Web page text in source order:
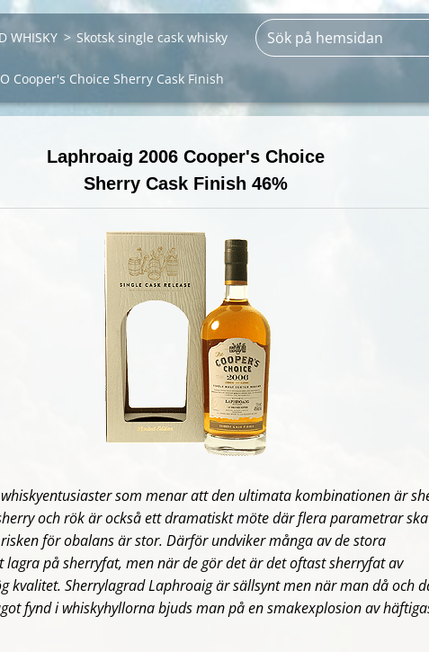
WHISKY > Skotsk single cask whisky
Cooper's Choice Sherry Cask Finish
Laphroaig 2006 Cooper's Choice
Sherry Cask Finish 46%
som menar att den ultimata kombinationen är
och rök är också ett dramatiskt möte där flera parametrar ska
för obalans är stor. Därför undviker många av de stora
på sherryfat, men när de gör det är det oftast sherryfat av
kvalitet. Sherrylagrad Laphroaig är sällsynt men när man då och
fynd i whiskyhyllorna bjuds man på en smakexplosion av